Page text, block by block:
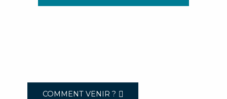
COMMENT VENIR ?